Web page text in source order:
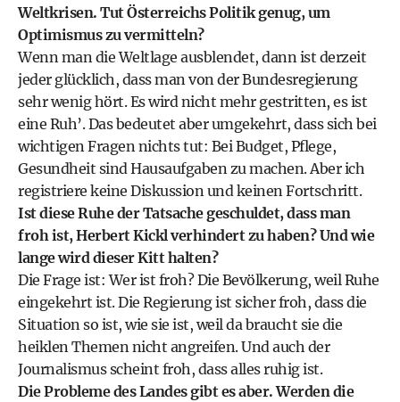
Weltkrisen. Tut Österreichs Politik genug, um
Optimismus zu vermitteln?
Wenn man die Weltlage ausblendet, dann ist derzeit
jeder glücklich, dass man von der Bundesregierung
sehr wenig hört. Es wird nicht mehr gestritten, es ist
eine Ruh’. Das bedeutet aber umgekehrt, dass sich bei
wichtigen Fragen nichts tut: Bei Budget, Pflege,
Gesundheit sind Hausaufgaben zu machen. Aber ich
registriere keine Diskussion und keinen Fortschritt.
Ist diese Ruhe der Tatsache geschuldet, dass man
froh ist, Herbert Kickl verhindert zu haben? Und wie
lange wird dieser Kitt halten?
Die Frage ist: Wer ist froh? Die Bevölkerung, weil Ruhe
eingekehrt ist. Die Regierung ist sicher froh, dass die
Situation so ist, wie sie ist, weil da braucht sie die
heiklen Themen nicht angreifen. Und auch der
Journalismus scheint froh, dass alles ruhig ist.
Die Probleme des Landes gibt es aber. Werden die